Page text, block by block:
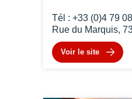
Tél : +33 (0)4 79
Rue du Marquis,
Voir le site